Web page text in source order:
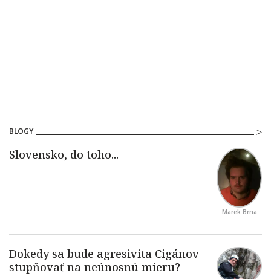
BLOGY
Marek Brna